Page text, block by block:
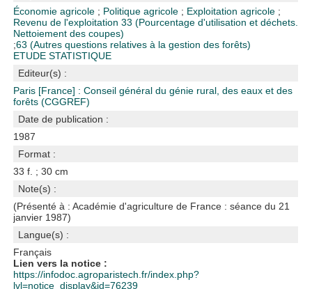
Économie agricole ; Politique agricole ; Exploitation agricole ;
Revenu de l'exploitation33 (Pourcentage d'utilisation et déchets.
Nettoiement des coupes)
;63 (Autres questions relatives à la gestion des forêts)
ETUDE STATISTIQUE
Editeur(s) :
Paris [France] : Conseil général du génie rural, des eaux et des
forêts (CGGREF)
Date de publication :
1987
Format :
33 f. ; 30 cm
Note(s) :
(Présenté à : Académie d'agriculture de France : séance du 21
janvier 1987)
Langue(s) :
Français
Lien vers la notice :
https://infodoc.agroparistech.fr/index.php?
lvl=notice_display&id=76239